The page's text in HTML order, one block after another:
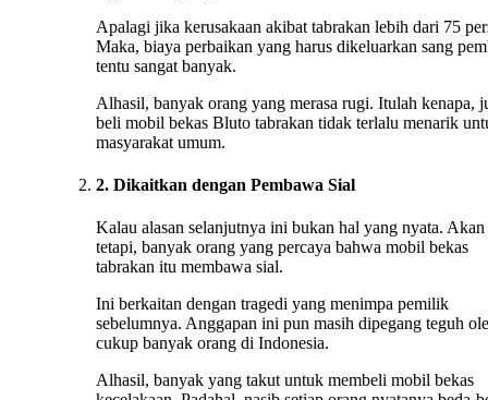
Apalagi jika kerusakaan akibat tabrakan lebih dari 75
Maka, biaya perbaikan yang harus dikeluarkan sang
tentu sangat banyak.
Alhasil, banyak orang yang merasa rugi. Itulah kenapa,
beli mobil bekas Bluto tabrakan tidak terlalu menarik
masyarakat umum.
2. Dikaitkan dengan Pembawa Sial
Kalau alasan selanjutnya ini bukan hal yang nyata. Akan
tetapi, banyak orang yang percaya bahwa mobil bekas
tabrakan itu membawa sial.
Ini berkaitan dengan tragedi yang menimpa pemilik
sebelumnya. Anggapan ini pun masih dipegang teguh
cukup banyak orang di Indonesia.
Alhasil, banyak yang takut untuk membeli mobil bekas